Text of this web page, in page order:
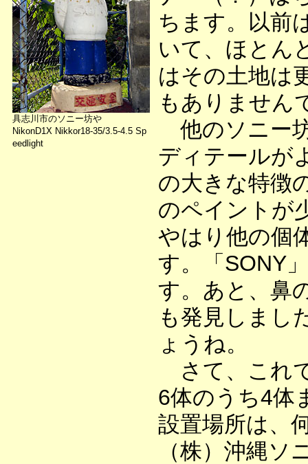
具志川市のソニー坊や
NikonD1X Nikkor18-35/3.5-4.5 Sp
eedlight
ちます。以前
いて、ほとん
はその土地は
もありません
他のソニー
ディテールが
の大きな特徴
のペイントが
やはり他の個
す。「SONY
す。あと、鼻
も発見しまし
ょうね。
さて、これ
6体のうち4体
設置場所は、
（株）沖縄